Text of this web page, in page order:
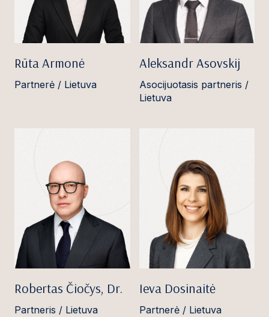
Rūta Armonė
Partnerė / Lietuva
Aleksandr Asovskij
Asocijuotasis partneris /
Lietuva
Robertas Čiočys, Dr.
Partneris / Lietuva
Ieva Dosinaitė
Partnerė / Lietuva